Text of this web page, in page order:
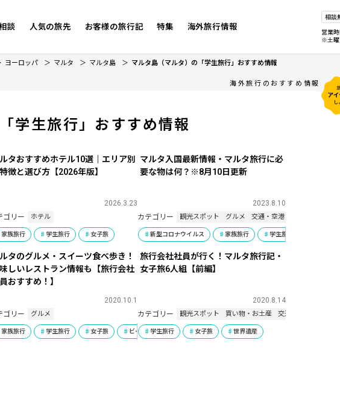
談 人気の旅先 お客様の旅行記 特集 海外旅行情報
相談
営業
※土曜
ヨーロッパ マルタ マルタ島 マルタ島（マルタ）の「学生旅行」おすすめ情報
学生旅行」おすすめ情報
海外旅行のおすすめ情報
タおすすめホテル10選｜エリア別
徴と選び方【2026年版】
2026.3.23
ゴリー
ホテル
家族旅行 学生旅行 女子旅
マルタ入国最新情報・マルタ旅行に必
要な物は何？※8月10日更新
2023.8.10
カテゴリー
観光スポット グルメ 交通・空港・フライト
新型コロナウイルス 家族旅行 学生旅行
基本情報・豆知識
女子旅 世界遺産 ハネムーン ラグジュアリー ひとり旅
タのグルメ・スイーツ食べ歩き！
しいレストラン情報も【旅行会社
おすすめ！】
2020.10.1
ゴリー
グルメ
家族旅行 学生旅行 女子旅 ビーチリゾート ハネムーン ひとり旅
旅行会社社員が行く！マルタ旅行記・
女子旅6人組【前編】
2020.8.14
カテゴリー
観光スポット 買い物・お土産 交通・空港・フライ
学生旅行 女子旅 世界遺産
・フライト